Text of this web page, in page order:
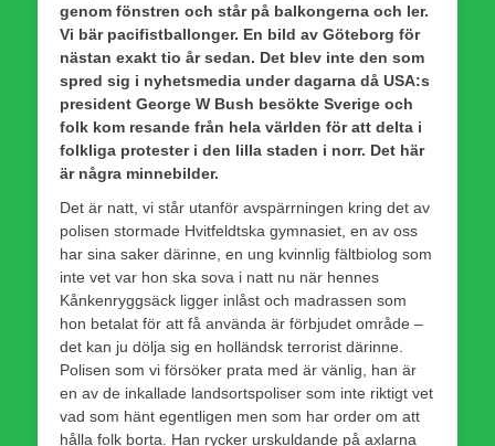
genom fönstren och står på balkongerna och ler.
Vi bär pacifistballonger. En bild av Göteborg för
nästan exakt tio år sedan. Det blev inte den som
spred sig i nyhetsmedia under dagarna då USA:s
president George W Bush besökte Sverige och
folk kom resande från hela världen för att delta i
folkliga protester i den lilla staden i norr. Det här
är några minnebilder.
Det är natt, vi står utanför avspärrningen kring det av
polisen stormade Hvitfeldtska gymnasiet, en av oss
har sina saker därinne, en ung kvinnlig fältbiolog som
inte vet var hon ska sova i natt nu när hennes
Kånkenryggsäck ligger inlåst och madrassen som
hon betalat för att få använda är förbjudet område –
det kan ju dölja sig en holländsk terrorist därinne.
Polisen som vi försöker prata med är vänlig, han är
en av de inkallade landsortspoliser som inte riktigt vet
vad som hänt egentligen men som har order om att
hålla folk borta. Han rycker urskuldande på axlarna